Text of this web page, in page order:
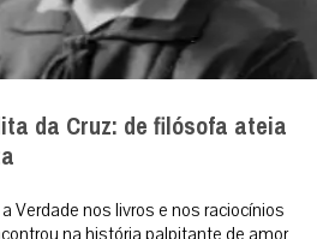
da Cruz: de filósofa ateia
Verdade nos livros e nos raciocínios
na história palpitante de amor